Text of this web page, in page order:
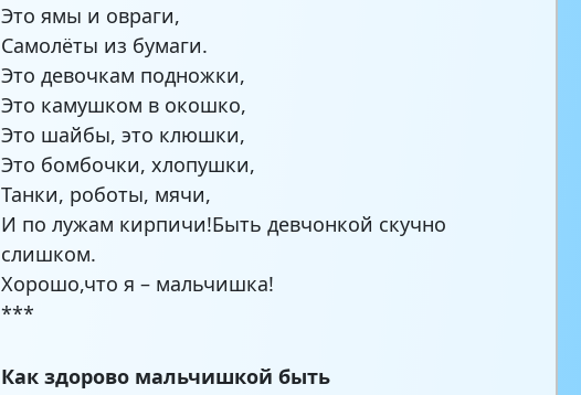
Это ямы и овраги,
Самолёты из бумаги.
Это девочкам подножки,
Это камушком в окошко,
Это шайбы, это клюшки,
Это бомбочки, хлопушки,
Танки, роботы, мячи,
И по лужам кирпичи!Быть девчонкой скучно
слишком.
Хорошо,что я – мальчишка!
***
Как здорово мальчишкой быть